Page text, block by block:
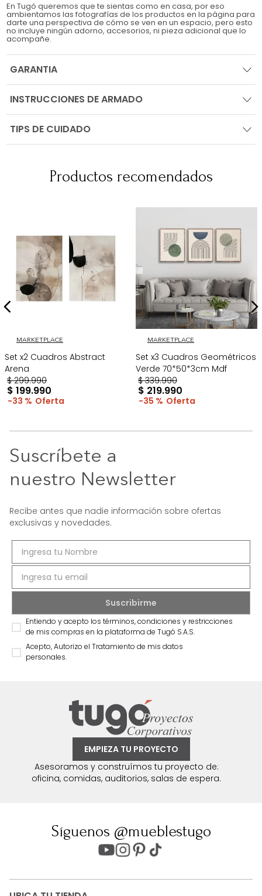
En Tugó queremos que te sientas como en casa, por eso
ambientamos las fotografías de los productos en la página para
darte una perspectiva de cómo se ven en un espacio, pero esto
no incluye ningún adorno, accesorios, ni pieza adicional que lo
acompañe.
GARANTIA
INSTRUCCIONES DE ARMADO
TIPS DE CUIDADO
Productos recomendados
MARKETPLACE
Set x2 Cuadros Abstract
Arena
$ 299.990
$ 199.990
33 %
MARKETPLACE
Set x3 Cuadros Geométricos
Verde 70*50*3cm Mdf
$ 339.990
$ 219.990
35 %
Suscríbete a
nuestro Newsletter
Recibe antes que nadie información sobre ofertas
exclusivas y novedades.
Entiendo y acepto los términos, condiciones y restricciones
de mis compras en la plataforma de Tugó S.A.S.
Acepto, Autorizo el Tratamiento de mis datos
personales.
EMPIEZA TU PROYECTO
Asesoramos y construímos tu proyecto de:
oficina, comidas, auditorios, salas de espera.
Síguenos @mueblestugo